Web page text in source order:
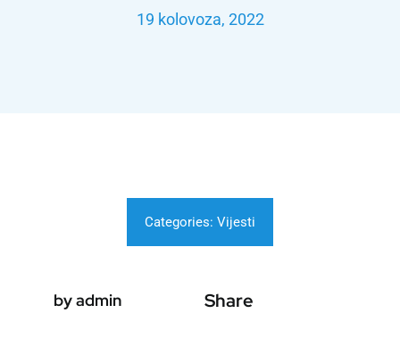
19 kolovoza, 2022
Categories: Vijesti
by admin Share